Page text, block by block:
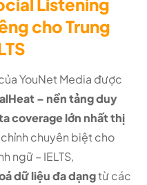
Listening
cho Trung
YouNet Media được
– nền tảng duy
coverage lớn nhất thị
chuyên biệt cho
ngữ – IELTS,
dữ liệu đa dạngtừ các